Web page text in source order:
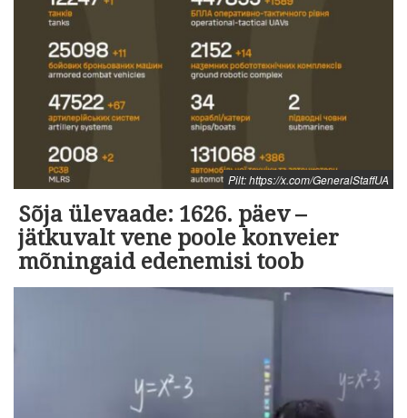
Pilt: https://x.com/GeneralStaffUA
Sõja ülevaade: 1626. päev –
jätkuvalt vene poole konveier
mõningaid edenemisi toob